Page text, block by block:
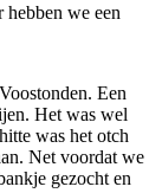
hebben we een
Een
Het was wel
was het otch
Net voordat we
gezocht en